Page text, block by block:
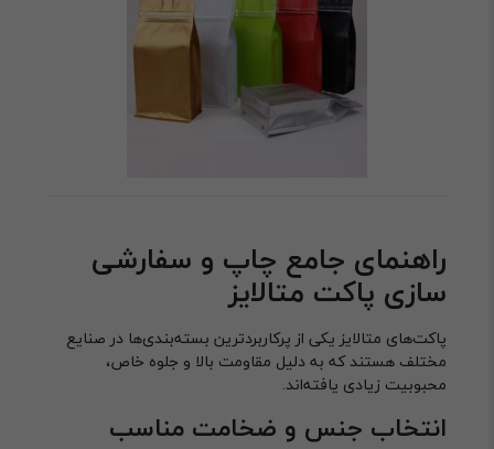
راهنمای جامع چاپ و سفارشی
سازی پاکت متالایز
پاکت‌های متالایز یکی از پرکاربردترین بسته‌بندی‌ها در صنایع
مختلف هستند که به دلیل مقاومت بالا و جلوه خاص،
محبوبیت زیادی یافته‌اند.
انتخاب جنس و ضخامت مناسب